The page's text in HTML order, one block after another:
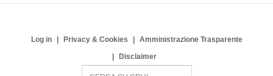
Log in Privacy & Cookies
Amministrazione Trasparente
Disclaimer